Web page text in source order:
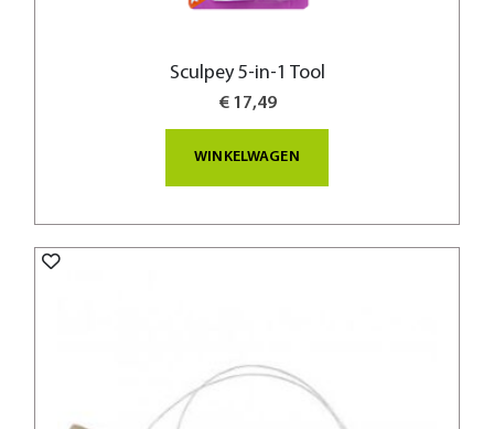
Sculpey 5-in-1 Tool
€ 17,49
WINKELWAGEN